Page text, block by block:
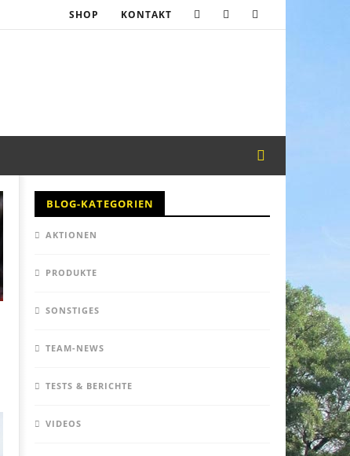
SHOP KONTAKT
BLOG-KATEGORIEN
AKTIONEN
PRODUKTE
SONSTIGES
TEAM-NEWS
TESTS & BERICHTE
VIDEOS